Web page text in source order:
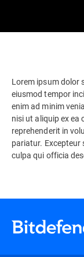
Lorem ipsum dolor
eiusmod tempor
enim ad minim
nisi ut aliquip ex ea
reprehenderit in
pariatur.
culpa qui officia